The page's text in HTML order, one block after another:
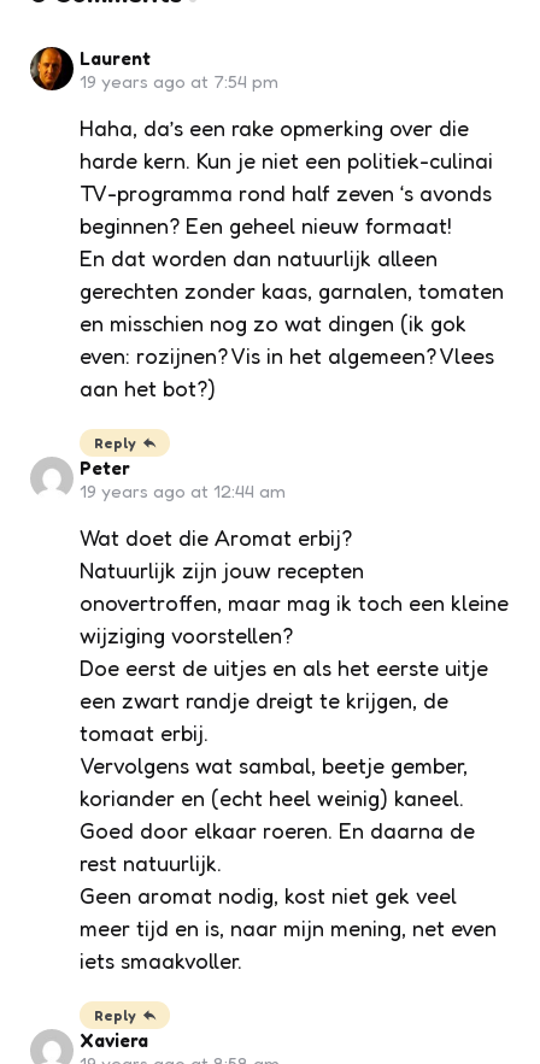
Laurent
19 years ago at 7:54 pm
Haha, da’s een rake opmerking over die
harde kern. Kun je niet een politiek-culinai
TV-programma rond half zeven ‘s avonds
beginnen? Een geheel nieuw formaat!
En dat worden dan natuurlijk alleen
gerechten zonder kaas, garnalen, tomaten
en misschien nog zo wat dingen (ik gok
even: rozijnen? Vis in het algemeen? Vlees
aan het bot?)
Reply
Peter
19 years ago at 12:44 am
Wat doet die Aromat erbij?
Natuurlijk zijn jouw recepten
onovertroffen, maar mag ik toch een kleine
wijziging voorstellen?
Doe eerst de uitjes en als het eerste uitje
een zwart randje dreigt te krijgen, de
tomaat erbij.
Vervolgens wat sambal, beetje gember,
koriander en (echt heel weinig) kaneel.
Goed door elkaar roeren. En daarna de
rest natuurlijk.
Geen aromat nodig, kost niet gek veel
meer tijd en is, naar mijn mening, net even
iets smaakvoller.
Reply
Xaviera